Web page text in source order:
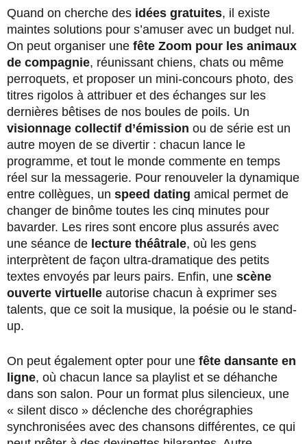
Quand on cherche des idées gratuites, il existe
maintes solutions pour s’amuser avec un budget nul.
On peut organiser une fête Zoom pour les animaux
de compagnie, réunissant chiens, chats ou même
perroquets, et proposer un mini-concours photo, des
titres rigolos à attribuer et des échanges sur les
dernières bêtises de nos boules de poils. Un
visionnage collectif d’émission ou de série est un
autre moyen de se divertir : chacun lance le
programme, et tout le monde commente en temps
réel sur la messagerie. Pour renouveler la dynamique
entre collègues, un speed dating amical permet de
changer de binôme toutes les cinq minutes pour
bavarder. Les rires sont encore plus assurés avec
une séance de lecture théâtrale, où les gens
interprètent de façon ultra-dramatique des petits
textes envoyés par leurs pairs. Enfin, une scène
ouverte virtuelle autorise chacun à exprimer ses
talents, que ce soit la musique, la poésie ou le stand-
up.
On peut également opter pour une fête dansante en
ligne, où chacun lance sa playlist et se déhanche
dans son salon. Pour un format plus silencieux, une
« silent disco » déclenche des chorégraphies
synchronisées avec des chansons différentes, ce qui